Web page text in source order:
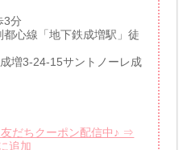
3分
心線「地下鉄成増駅」徒
増3-24-15サントノーレ成
だちクーポン配信中♪ ⇒
追加